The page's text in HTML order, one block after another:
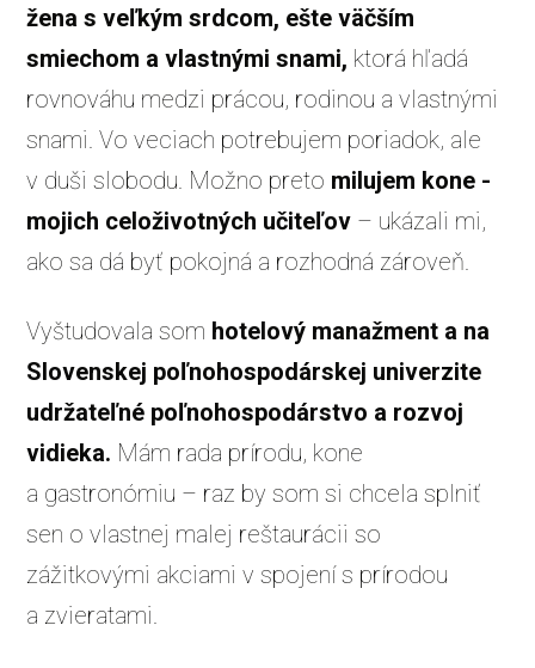
žena s veľkým srdcom, ešte väčším
smiechom a vlastnými snami, ktorá hľadá
rovnováhu medzi prácou, rodinou a vlastnými
snami. Vo veciach potrebujem poriadok, ale
v duši slobodu. Možno preto milujem kone -
mojich celoživotných učiteľov – ukázali mi,
ako sa dá byť pokojná a rozhodná zároveň.
Vyštudovala som hotelový manažment a na
Slovenskej poľnohospodárskej univerzite
udržateľné poľnohospodárstvo a rozvoj
vidieka. Mám rada prírodu, kone
a gastronómiu – raz by som si chcela splniť
sen o vlastnej malej reštaurácii so
zážitkovými akciami v spojení s prírodou
a zvieratami.